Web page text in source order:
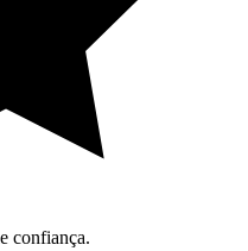
confiança.